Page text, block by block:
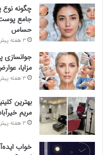
چگونه
جامع
حساس
3 هفته پیش
مزایا،
3 هفته پیش
بهترین
مریم
3 هفته پیش
خواب